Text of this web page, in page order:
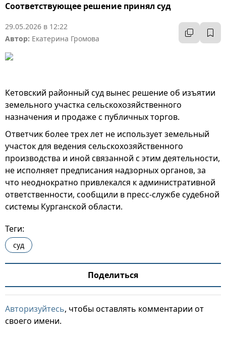
Соответствующее решение принял суд
29.05.2026 в 12:22
Автор: Екатерина Громова
Кетовский районный суд вынес решение об изъятии
земельного участка сельскохозяйственного
назначения и продаже с публичных торгов.
Ответчик более трех лет не использует земельный
участок для ведения сельскохозяйственного
производства и иной связанной с этим деятельности,
не исполняет предписания надзорных органов, за
что неоднократно привлекался к административной
ответственности, сообщили в пресс-службе судебной
системы Курганской области.
Теги:
суд
Поделиться
Авторизуйтесь, чтобы оставлять комментарии от
своего имени.